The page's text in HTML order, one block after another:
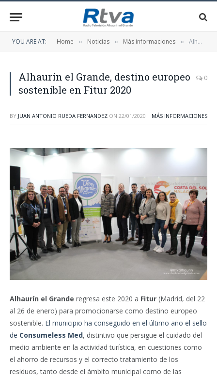
YOU ARE AT: Home » Noticias » Más informaciones » Alhaurín el Grande, destino europeo sostenible en Fitur 2020
Alhaurín el Grande, destino europeo
sostenible en Fitur 2020
0
BY JUAN ANTONIO RUEDA FERNANDEZ ON 22/01/2020 MÁS INFORMACIONES
Alhaurín el Grande regresa este 2020 a Fitur (Madrid, del 22
al 26 de enero) para promocionarse como destino europeo
sostenible. El municipio ha conseguido en el último año el sello
de Consumeless Med, distintivo que persigue el cuidado del
medio ambiente en la actividad turística, en cuestiones como
el ahorro de recursos y el correcto tratamiento de los
residuos, tanto desde el ámbito municipal como de las